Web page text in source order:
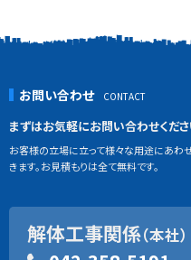
お問い合わせ
まずはお気軽にお問い合わせくださ
お客様の立場に立って様々な用途にあわ
きます。お見積もりは全て無料です。
解体工事関係（本社）